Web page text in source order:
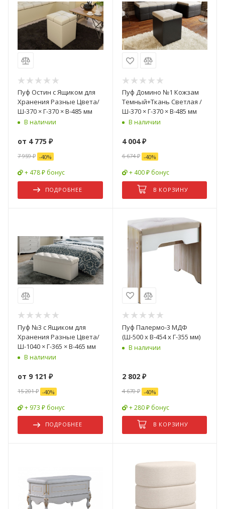
Пуф Остин c Ящиком для
Хранения Разные Цвета/
Ш-370 × Г-370 × В-485 мм
В наличии
от 4 775 ₽
7 959 ₽ -40%
+ 478 ₽ бонус
ПОДРОБНЕЕ
Пуф Домино №1 Кожзам
Темный+Ткань Светлая /
Ш-370 × Г-370 × В-485 мм
В наличии
4 004₽
6 674₽ -40%
+ 400 ₽ бонус
В КОРЗИНУ
Пуф №3 с Ящиком для
Хранения Разные Цвета/
Ш-1040 × Г-365 × В-465 мм
В наличии
от 9 121 ₽
15 201 ₽ -40%
+ 973 ₽ бонус
ПОДРОБНЕЕ
Пуф Палермо-3 МДФ
(Ш-500 х В-454 х Г-355 мм)
В наличии
2 802₽
4 670₽ -40%
+ 280 ₽ бонус
В КОРЗИНУ